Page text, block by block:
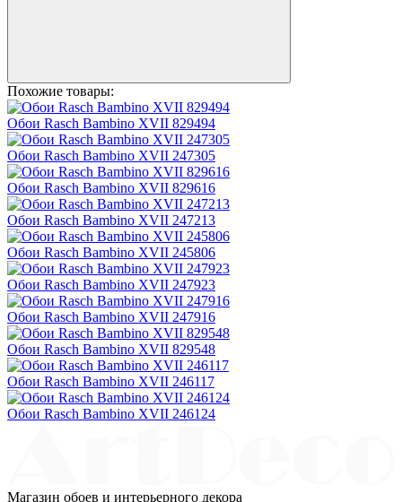
Похожие товары:
Обои Rasch Bambino XVII 829494
Обои Rasch Bambino XVII 247305
Обои Rasch Bambino XVII 829616
Обои Rasch Bambino XVII 247213
Обои Rasch Bambino XVII 245806
Обои Rasch Bambino XVII 247923
Обои Rasch Bambino XVII 247916
Обои Rasch Bambino XVII 829548
Обои Rasch Bambino XVII 246117
Обои Rasch Bambino XVII 246124
Магазин обоев и интерьерного декора